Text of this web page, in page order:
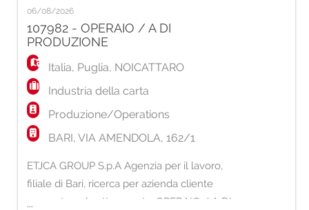
e attenzione ai dettagli; - Disponibilità a
lavorare su turni a ciclo continuo, compresi i
giorni festivi (no turno nottu
06/08/2026
107982 - OPERAIO / A DI
PRODUZIONE
Italia, Puglia, NOICATTARO
Industria della carta
Produzione/Operations
BARI, VIA AMENDOLA, 162/1
ETJCA GROUP S.p.A Agenzia per il lavoro,
filiale di Bari, ricerca per azienda cliente
operante nel settore carta: OPERAIO / A DI
...